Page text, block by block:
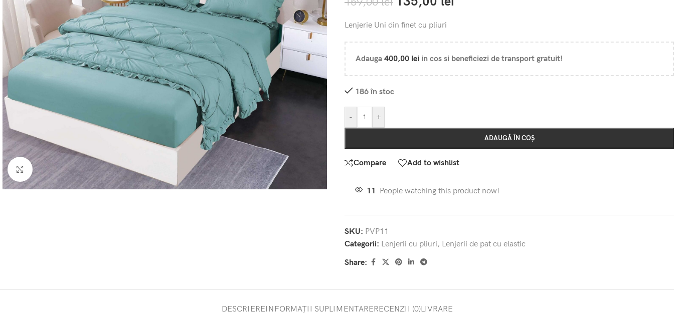
Click to enlarge
Lenjerie Uni din finet cu pliuri
Adauga 400,00 lei in cos si beneficiezi de transport gratuit!
186 în stoc
- +
ADAUGĂ ÎN COȘ
Compare Add to wishlist
11 People watching this product now!
SKU: PVP11
Categorii: Lenjerii cu pliuri, Lenjerii de pat cu elastic
Share:
DESCRIEREINFORMAȚII SUPLIMENTARERECENZII (0)LIVRARE